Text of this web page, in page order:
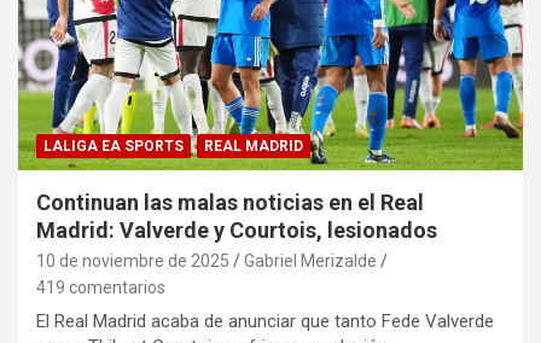
LALIGA EA SPORTS REAL MADRID
Continuan las malas noticias en el Real
Madrid: Valverde y Courtois, lesionados
10 de noviembre de 2025
Gabriel Merizalde
419 comentarios
El Real Madrid acaba de anunciar que tanto Fede Valverde